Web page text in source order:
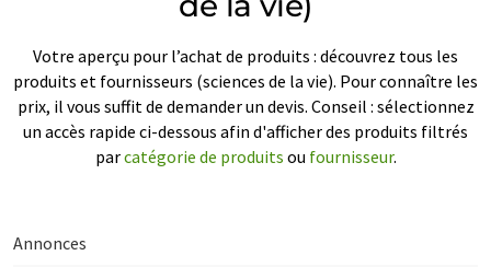
Votre aperçu pour l’achat de produits : découvrez tous les
produits et fournisseurs (sciences de la vie). Pour connaître les
prix, il vous suffit de demander un devis. Conseil : sélectionnez
un accès rapide ci-dessous afin d'afficher des produits filtrés
parcatégorie de produits ou fournisseur.
Annonces